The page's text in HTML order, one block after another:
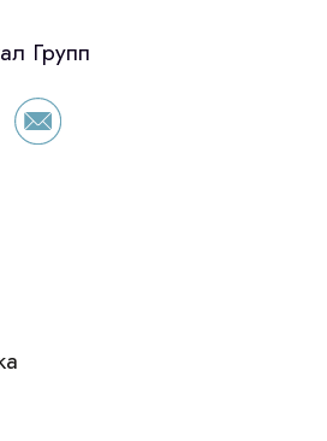
подберем выгодные
оборудования,
контакты чтобы мы
по условиям